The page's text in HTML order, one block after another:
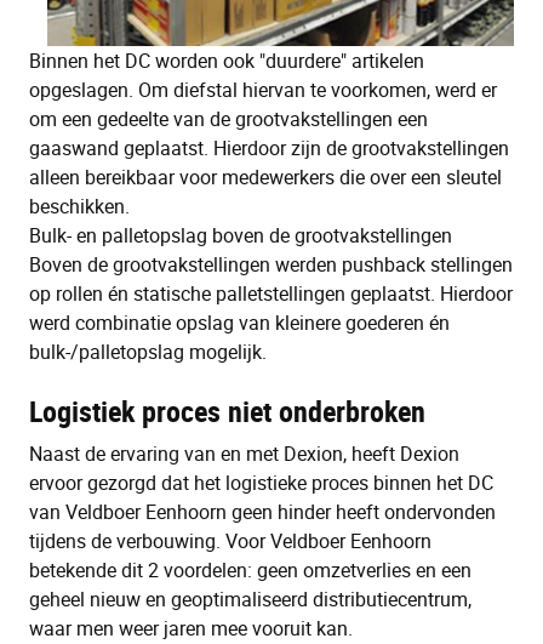
Binnen het DC worden ook "duurdere" artikelen
opgeslagen. Om diefstal hiervan te voorkomen, werd er
om een gedeelte van de grootvakstellingen een
gaaswand geplaatst. Hierdoor zijn de grootvakstellingen
alleen bereikbaar voor medewerkers die over een sleutel
beschikken.
Bulk- en palletopslag boven de grootvakstellingen
Boven de grootvakstellingen werden pushback stellingen
op rollen én statische palletstellingen geplaatst. Hierdoor
werd combinatie opslag van kleinere goederen én
bulk-/palletopslag mogelijk.
Logistiek proces niet onderbroken
Naast de ervaring van en met Dexion, heeft Dexion
ervoor gezorgd dat het logistieke proces binnen het DC
van Veldboer Eenhoorn geen hinder heeft ondervonden
tijdens de verbouwing. Voor Veldboer Eenhoorn
betekende dit 2 voordelen: geen omzetverlies en een
geheel nieuw en geoptimaliseerd distributiecentrum,
waar men weer jaren mee vooruit kan.